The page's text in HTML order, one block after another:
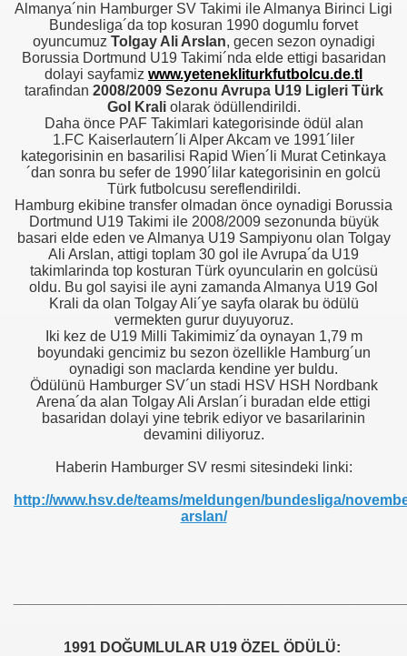
Almanya´nin Hamburger SV Takimi ile Almanya Birinci Ligi
Bundesliga´da top kosuran 1990 dogumlu forvet
oyuncumuz Tolgay Ali Arslan, gecen sezon oynadigi
Borussia Dortmund U19 Takimi´nda elde ettigi basaridan
dolayi sayfamiz www.yetenekliturkfutbolcu.de.tl
tarafindan 2008/2009 Sezonu Avrupa U19 Ligleri Türk
Gol Kraliolarak ödüllendirildi.
Daha önce PAF Takimlari kategorisinde ödül alan
1.FC Kaiserlautern´li Alper Akcam ve 1991´liler
kategorisinin en basarilisi Rapid Wien´li Murat Cetinkaya
´dan sonra bu sefer de 1990´lilar kategorisinin en golcü
Türk futbolcusu sereflendirildi.
Hamburg ekibine transfer olmadan önce oynadigi Borussia
Dortmund U19 Takimi ile 2008/2009 sezonunda büyük
basari elde eden ve Almanya U19 Sampiyonu olan Tolgay
Ali Arslan, attigi toplam 30 gol ile Avrupa´da U19
takimlarinda top kosturan Türk oyuncularin en golcüsü
oldu. Bu gol sayisi ile ayni zamanda Almanya U19 Gol
Krali da olan Tolgay Ali´ye sayfa olarak bu ödülü
vermekten gurur duyuyoruz.
Iki kez de U19 Milli Takimimiz´da oynayan 1,79 m
boyundaki gencimiz bu sezon özellikle Hamburg´un
oynadigi son maclarda kendine yer buldu.
Ödülünü Hamburger SV´un stadi HSV HSH Nordbank
Arena´da alan Tolgay Ali Arslan´i buradan elde ettigi
basaridan dolayi yine tebrik ediyor ve basarilarinin
devamini diliyoruz.
Haberin Hamburger SV resmi sitesindeki linki:
http://www.hsv.de/teams/meldungen/bundesliga/
arslan/
1991 DOĞUMLULAR U19 ÖZEL ÖDÜLÜ:
arası Gol Krallığı